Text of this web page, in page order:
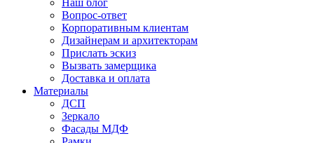
Наш блог
Вопрос-ответ
Корпоративным клиентам
Дизайнерам и архитекторам
Прислать эскиз
Вызвать замерщика
Доставка и оплата
Материалы
ДСП
Зеркало
Фасады МДФ